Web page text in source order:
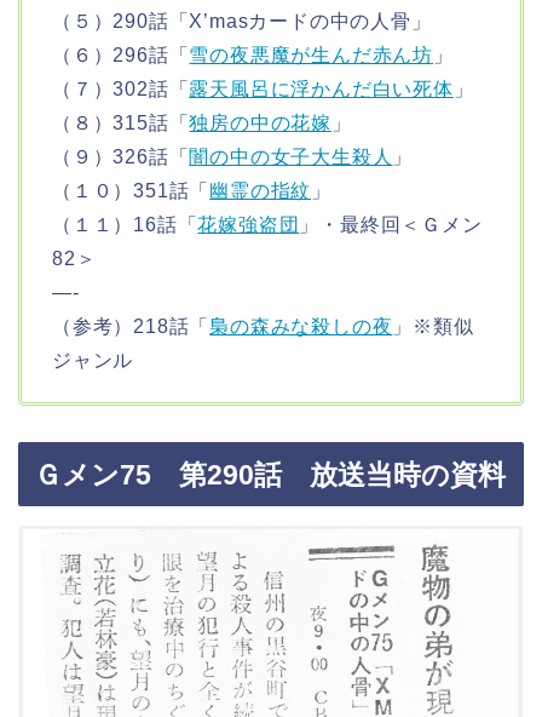
（５）290話「X’masカードの中の人骨」
（６）296話「 雪の夜悪魔が生んだ赤ん坊 」
（７）302話「 露天風呂に浮かんだ白い死体 」
（８）315話「独房の中の花嫁 」
（９）326話「 闇の中の女子大生殺人 」
（１０）351話「 幽霊の指紋 」
（１１）16話「花嫁強盗団 」・最終回＜Ｇメン
82＞
—-
（参考）218話「梟の森みな殺しの夜 」※類似
ジャンル
Ｇメン75 第290話 放送当時の資料